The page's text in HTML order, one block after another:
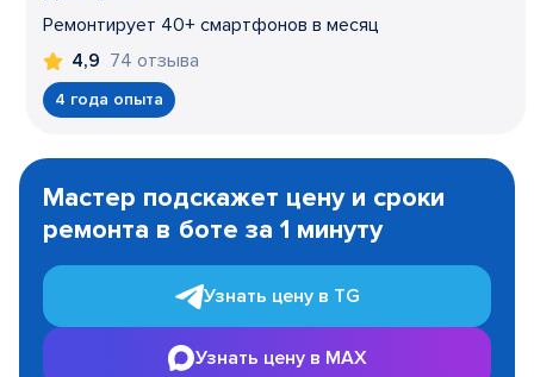
Ремонтирует 40+ смартфонов в месяц
4,9 74 отзыва
4 года опыта
1
Мастер подскажет цену и сроки
ремонта в боте за 1 минуту
Узнать цену в TG
Узнать цену в MAX